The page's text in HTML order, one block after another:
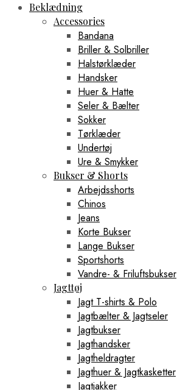
Beklædning
Accessories
Bandana
Briller & Solbriller
Halstørklæder
Handsker
Huer & Hatte
Seler & Bælter
Sokker
Tørklæder
Undertøj
Ure & Smykker
Bukser & Shorts
Arbejdsshorts
Chinos
Jeans
Korte Bukser
Lange Bukser
Sportshorts
Vandre- & Friluftsbukser
Jagttøj
Jagt T-shirts & Polo
Jagtbælter & Jagtseler
Jagtbukser
Jagthandsker
Jagtheldragter
Jagthuer & Jagtkasketter
Jagtjakker